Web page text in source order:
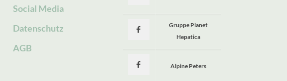
Social Media
Datenschutz
AGB
Gruppe Planet
Hepatica
Alpine Peters